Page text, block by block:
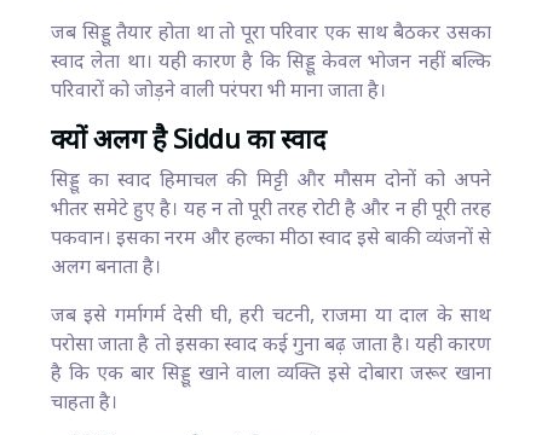
जब सिड्डू तैयार होता था तो पूरा परिवार एक साथ बैठकर उसका
स्वाद लेता था। यही कारण है कि सिड्डू केवल भोजन नहीं बल्कि
परिवारों को जोड़ने वाली परंपरा भी माना जाता है।
क्यों अलग है Siddu का स्वाद
सिड्डू का स्वाद हिमाचल की मिट्टी और मौसम दोनों को अपने
भीतर समेटे हुए है। यह न तो पूरी तरह रोटी है और न ही पूरी तरह
पकवान। इसका नरम और हल्का मीठा स्वाद इसे बाकी व्यंजनों से
अलग बनाता है।
जब इसे गर्मागर्म देसी घी, हरी चटनी, राजमा या दाल के साथ
परोसा जाता है तो इसका स्वाद कई गुना बढ़ जाता है। यही कारण
है कि एक बार सिड्डू खाने वाला व्यक्ति इसे दोबारा जरूर खाना
चाहता है।